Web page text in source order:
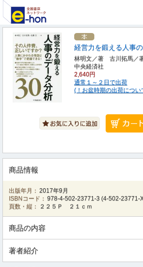
経営力を鍛える人事
林明文／著 古川拓馬／
中央経済社
2,640円
通常１～２日で出荷
(！お盆時期の出荷につい
商品情報
出版年月： 2017年9月
ISBNコード： 978-4-502-23771-3 (4-502-23771-
頁数・縦：
２２５Ｐ ２１ｃｍ
商品の内容
著者紹介